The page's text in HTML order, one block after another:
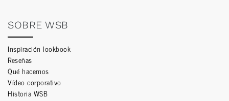
SOBRE WSB
Inspiración lookbook
Reseñas
Qué hacemos
Vídeo corporativo
Historia WSB